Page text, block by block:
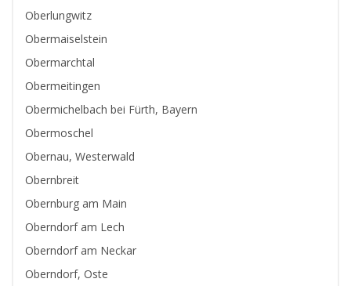
Oberlungwitz
Obermaiselstein
Obermarchtal
Obermeitingen
Obermichelbach bei Fürth, Bayern
Obermoschel
Obernau, Westerwald
Obernbreit
Obernburg am Main
Oberndorf am Lech
Oberndorf am Neckar
Oberndorf, Oste